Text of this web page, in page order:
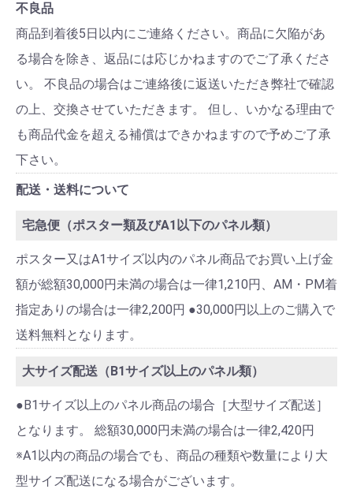
不良品
商品到着後5日以内にご連絡ください。商品に欠陥があ
る場合を除き、返品には応じかねますのでご了承くださ
い。 不良品の場合はご連絡後に返送いただき弊社で確認
の上、交換させていただきます。 但し、いかなる理由で
も商品代金を超える補償はできかねますので予めご了承
下さい。
配送・送料について
宅急便（ポスター類及びA1以下のパネル類）
ポスター又はA1サイズ以内のパネル商品でお買い上げ金
額が総額30,000円未満の場合は一律1,210円、AM・PM着
指定ありの場合は一律2,200円 ●30,000円以上のご購入で
送料無料となります。
大サイズ配送（B1サイズ以上のパネル類）
●B1サイズ以上のパネル商品の場合［大型サイズ配送］
となります。 総額30,000円未満の場合は一律2,420円
※A1以内の商品の場合でも、商品の種類や数量により大
型サイズ配送になる場合がございます。